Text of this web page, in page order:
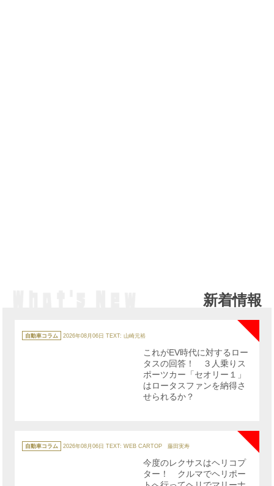
新着情報
テ
ゴ
自動車コラム 2026年08月06日 TEXT: 山崎元裕
NEW
これがEV時代に対するロー
タスの回答！ ３人乗りス
ポーツカー「セオリー１」
はロータスファンを納得さ
せられるか？
テ
ゴ
自動車コラム 2026年08月06日 TEXT: WEB CARTOP 藤田実寿
今度のレクサスはヘリコプ
ター！ クルマでヘリポー